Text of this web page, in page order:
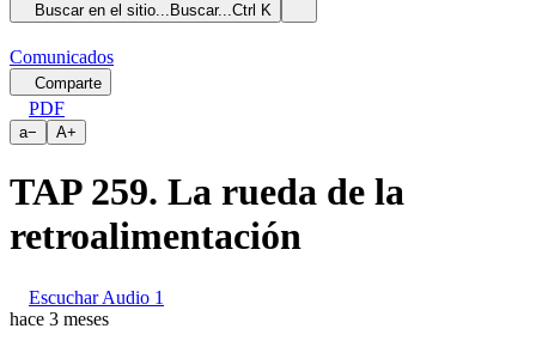
Buscar en el sitio... Buscar...Ctrl K
Comunicados
Comparte
PDF
a− A+
TAP 259. La rueda de la
retroalimentación
Escuchar Audio 1
hace 3 meses